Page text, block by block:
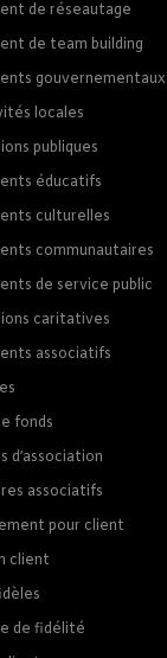
de réseautage
de team building
gouvernementaux
locales
publiques
éducatifs
culturelles
communautaires
de service public
caritatives
associatifs
fonds
d’association
associatifs
pour client
client
de fidélité